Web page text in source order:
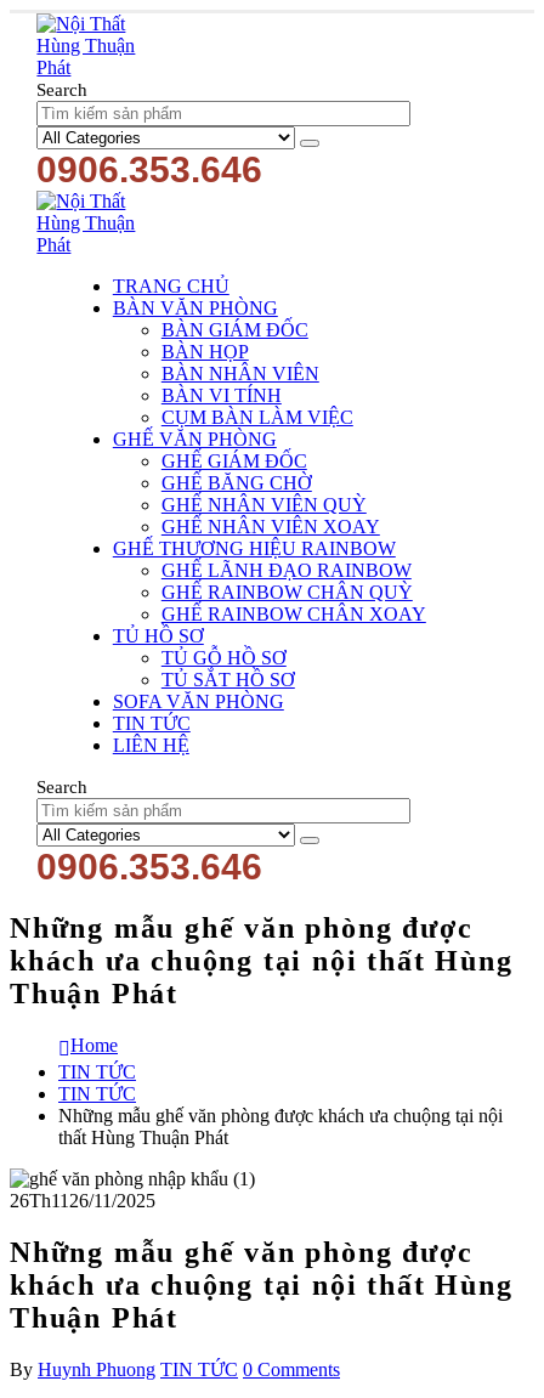
Search
0906.353.646
TRANG CHỦ
BÀN VĂN PHÒNG
BÀN GIÁM ĐỐC
BÀN HỌP
BÀN NHÂN VIÊN
BÀN VI TÍNH
CỤM BÀN LÀM VIỆC
GHẾ VĂN PHÒNG
GHẾ GIÁM ĐỐC
GHẾ BĂNG CHỜ
GHẾ NHÂN VIÊN QUỲ
GHẾ NHÂN VIÊN XOAY
GHẾ THƯƠNG HIỆU RAINBOW
GHẾ LÃNH ĐẠO RAINBOW
GHẾ RAINBOW CHÂN QUỲ
GHẾ RAINBOW CHÂN XOAY
TỦ HỒ SƠ
TỦ GỖ HỒ SƠ
TỦ SẮT HỒ SƠ
SOFA VĂN PHÒNG
TIN TỨC
LIÊN HỆ
Search
0906.353.646
Những mẫu ghế văn phòng được
khách ưa chuộng tại nội thất Hùng
Thuận Phát
Home
TIN TỨC
TIN TỨC
Những mẫu ghế văn phòng được khách ưa chuộng tại nội
thất Hùng Thuận Phát
26Th11 26/11/2025
Những mẫu ghế văn phòng được
khách ưa chuộng tại nội thất Hùng
Thuận Phát
By Huynh Phuong TIN TỨC 0 Comments